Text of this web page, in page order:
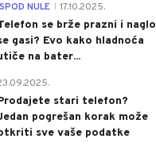
NULE 17.10.2025.
se brže prazni i naglo
gasi? Evo kako hladnoća
na bater...
stari telefon?
pogrešan korak može
sve vaše podatke